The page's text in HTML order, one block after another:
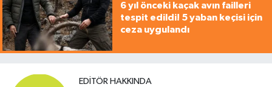
6 yıl önceki kaçak avın failleri
tespit edildi! 5 yaban keçisi için
ceza uygulandı
EDITÖR HAKKINDA